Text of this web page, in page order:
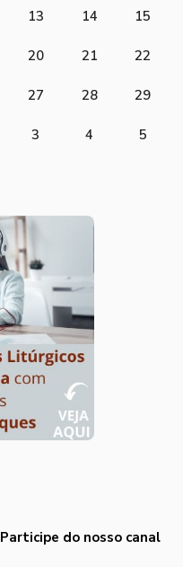
13 14 15
20 21 22
27 28 29
3 4 5
Participe do nosso canal